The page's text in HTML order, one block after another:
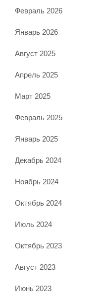
Февраль 2026
Январь 2026
Август 2025
Апрель 2025
Март 2025
Февраль 2025
Январь 2025
Декабрь 2024
Ноябрь 2024
Октябрь 2024
Июль 2024
Октябрь 2023
Август 2023
Июнь 2023